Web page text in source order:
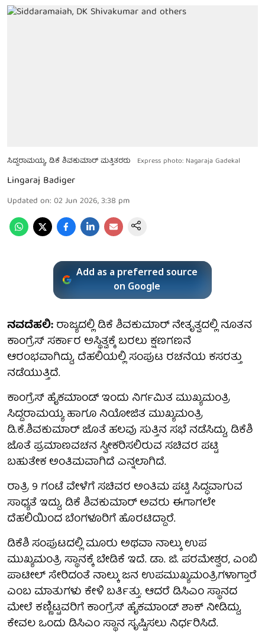
ಸಿದ್ದರಾಮಯ್ಯ, ಡಿಕೆ ಶಿವಕುಮಾರ್ ಮತ್ತಿತರರು Express photo: Nagaraja Gadekal
Lingaraj Badiger
Updated on: 02 Jun 2026, 3:38 pm
Add as a preferred source
on Google
ನವದೆಹಲಿ:ರಾಜ್ಯದಲ್ಲಿ ಡಿಕೆ ಶಿವಕುಮಾರ್ ನೇತೃತ್ವದಲ್ಲಿ ನೂತನ
ಕಾಂಗ್ರೆಸ್ ಸರ್ಕಾರ ಅಸ್ಥಿತ್ವಕ್ಕೆ ಬರಲು ಕ್ಷಣಗಣನೆ
ಆರಂಭವಾಗಿದ್ದು, ದೆಹಲಿಯಲ್ಲಿ ಸಂಪುಟ ರಚನೆಯ ಕಸರತ್ತು
ನಡೆಯುತ್ತಿದೆ.
ಕಾಂಗ್ರೆಸ್‌ ಹೈಕಮಾಂಡ್‌ ಇಂದು ನಿರ್ಗಮಿತ ಮುಖ್ಯಮಂತ್ರಿ
ಸಿದ್ದರಾಮಯ್ಯ ಹಾಗೂ ನಿಯೋಜಿತ ಮುಖ್ಯಮಂತ್ರಿ
ಡಿ.ಕೆ.ಶಿವಕುಮಾರ್‌ ಜೊತೆ ಹಲವು ಸುತ್ತಿನ ಸಭೆ ನಡೆಸಿದ್ದು, ಡಿಕೆಶಿ
ಜೊತೆ ಪ್ರಮಾಣವಚನ ಸ್ವೀಕರಿಸಲಿರುವ ಸಚಿವರ ಪಟ್ಟಿ
ಬಹುತೇಕ ಅಂತಿಮವಾಗಿದೆ ಎನ್ನಲಾಗಿದೆ.
ರಾತ್ರಿ 9 ಗಂಟೆ ವೇಳೆಗೆ ಸಚಿವರ ಅಂತಿಮ ಪಟ್ಟಿ ಸಿದ್ಧವಾಗುವ
ಸಾಧ್ಯತೆ ಇದ್ದು, ಡಿಕೆ ಶಿವಕುಮಾರ್ ಅವರು ಈಗಾಗಲೇ
ದೆಹಲಿಯಿಂದ ಬೆಂಗಳೂರಿಗೆ ಹೊರಟಿದ್ದಾರೆ.
ಡಿಕೆಶಿ ಸಂಪುಟದಲ್ಲಿ ಮೂರು ಅಥವಾ ನಾಲ್ಕು ಉಪ
ಮುಖ್ಯಮಂತ್ರಿ ಸ್ಥಾನಕ್ಕೆ ಬೇಡಿಕೆ ಇದೆ. ಡಾ. ಜಿ. ಪರಮೇಶ್ವರ, ಎಂಬಿ
ಪಾಟೀಲ್ ಸೇರಿದಂತೆ ನಾಲ್ಕು ಜನ ಉಪಮುಖ್ಯಮಂತ್ರಿಗಳಾಗ್ತಾರೆ
ಎಂಬ ಮಾತುಗಳು ಕೇಳಿ ಬರ್ತಿತ್ತು. ಆದರೆ ಡಿಸಿಎಂ ಸ್ಥಾನದ
ಮೇಲೆ ಕಣ್ಣಿಟ್ಟವರಿಗೆ ಕಾಂಗ್ರೆಸ್ ಹೈಕಮಾಂಡ್ ಶಾಕ್ ನೀಡಿದ್ದು,
ಕೇವಲ ಒಂದು ಡಿಸಿಎಂ ಸ್ಥಾನ ಸೃಷ್ಟಿಸಲು ನಿರ್ಧರಿಸಿದೆ.